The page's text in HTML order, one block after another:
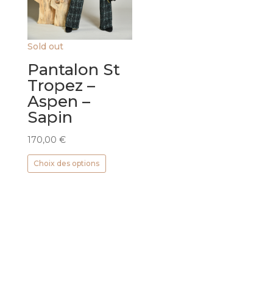
page
du
produit
Sold out
Pantalon St
Tropez –
Aspen –
Sapin
170,00 €
Choix des options
Ce